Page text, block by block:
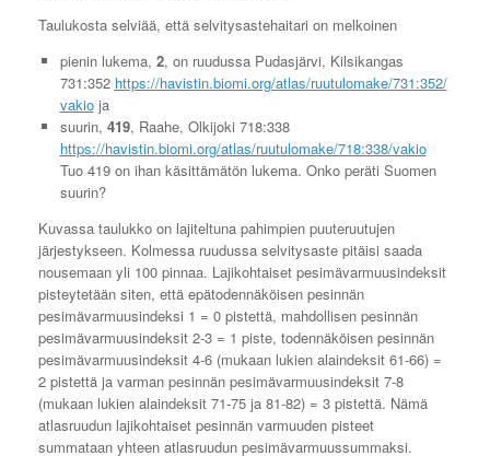
Taulukosta selviää, että selvitysastehaitari on melkoinen
pienin lukema, 2, on ruudussa Pudasjärvi, Kilsikangas
731:352 https://havistin.biomi.org/atlas/ruutulomake/731:352/
vakioja
suurin, 419, Raahe, Olkijoki 718:338
https://havistin.biomi.org/atlas/ruutulomake/718:338/vakio
Tuo 419 on ihan käsittämätön lukema. Onko peräti Suomen
suurin?
Kuvassa taulukko on lajiteltuna pahimpien puuteruutujen
järjestykseen. Kolmessa ruudussa selvitysaste pitäisi saada
nousemaan yli 100 pinnaa. Lajikohtaiset pesimävarmuusindeksit
pisteytetään siten, että epätodennäköisen pesinnän
pesimävarmuusindeksi 1 = 0 pistettä, mahdollisen pesinnän
pesimävarmuusindeksit 2-3 = 1 piste, todennäköisen pesinnän
pesimävarmuusindeksit 4-6 (mukaan lukien alaindeksit 61-66) =
2 pistettä ja varman pesinnän pesimävarmuusindeksit 7-8
(mukaan lukien alaindeksit 71-75 ja 81-82) = 3 pistettä. Nämä
atlasruudun lajikohtaiset pesinnän varmuuden pisteet
summataan yhteen atlasruudun pesimävarmuussummaksi.